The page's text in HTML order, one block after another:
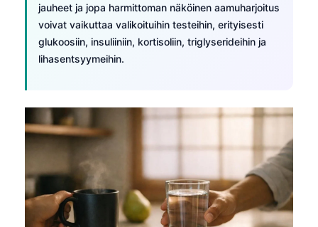
jauheet ja jopa harmittoman näköinen aamuharjoitus
voivat vaikuttaa valikoituihin testeihin, erityisesti
glukoosiin, insuliiniin, kortisoliin, triglyserideihin ja
lihasentsyymeihin.